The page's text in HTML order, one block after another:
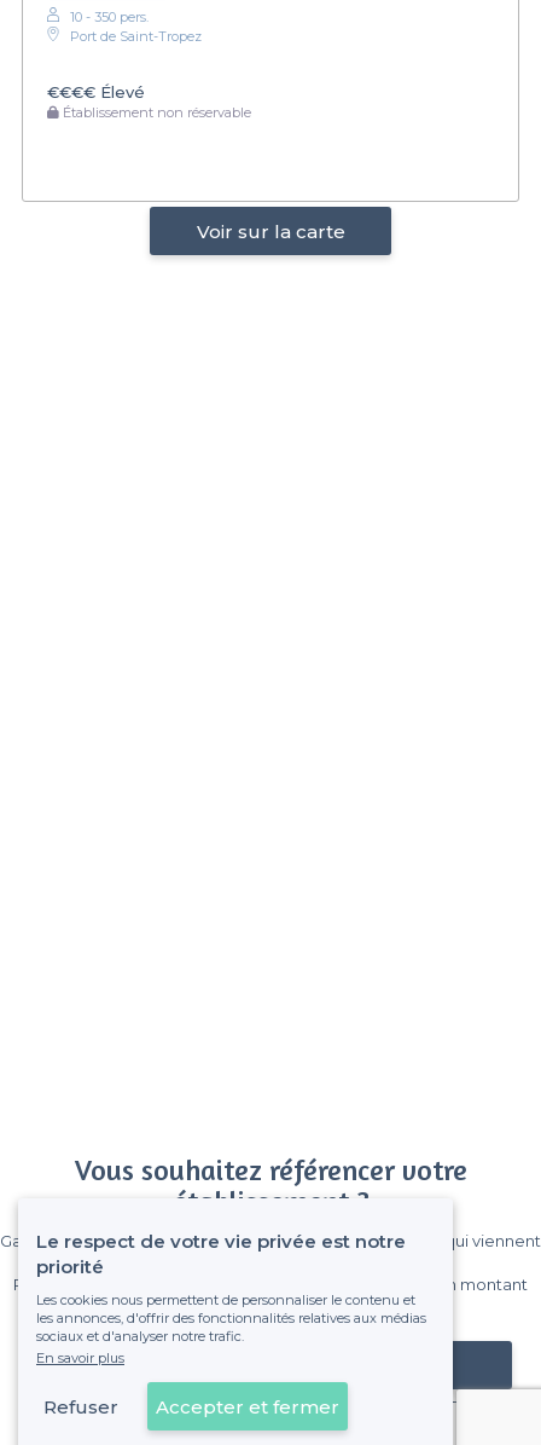
10 - 350 pers.
Port de Saint-Tropez
€€€€ Élevé
Établissement non réservable
Voir sur la carte
Vous souhaitez référencer votre
établissement ?
Gagnez de nombreux clients parmi le million de visiteurs qui viennent
Pas de commissions et sans engagement, vous payez un montant
fixe sans risque de voir déraper la facture.
Référencer mon établissement
Déjà client
Le respect de votre vie privée est notre
priorité
Les cookies nous permettent de personnaliser le contenu et
les annonces, d'offrir des fonctionnalités relatives aux médias
sociaux et d'analyser notre trafic.
En savoir plus
Refuser Accepter et fermer